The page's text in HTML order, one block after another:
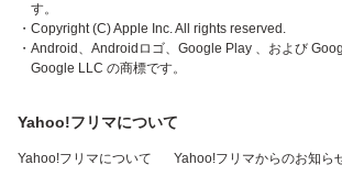
す。
・Copyright (C) Apple Inc. All rights reserved.
・Android、Androidロゴ、Google Play 、および
Google LLC の商標です。
Yahoo!フリマについて
Yahoo!フリマについて Yahoo!フリマからのお知ら